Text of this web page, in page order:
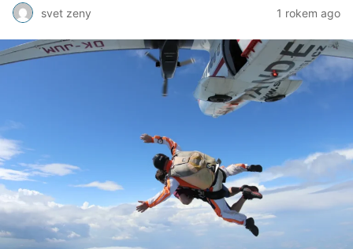
svet zeny 1 rokem ago